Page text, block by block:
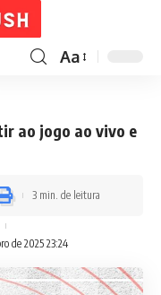
Aa
ao jogo ao vivo e
de 2025 23:24
3 min. de leitura